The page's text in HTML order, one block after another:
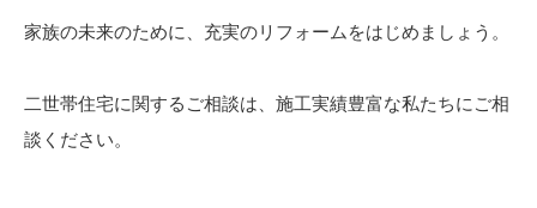
家族の未来のために、充実のリフォームをはじめましょう。
二世帯住宅に関するご相談は、施工実績豊富な私たちにご相
談ください。